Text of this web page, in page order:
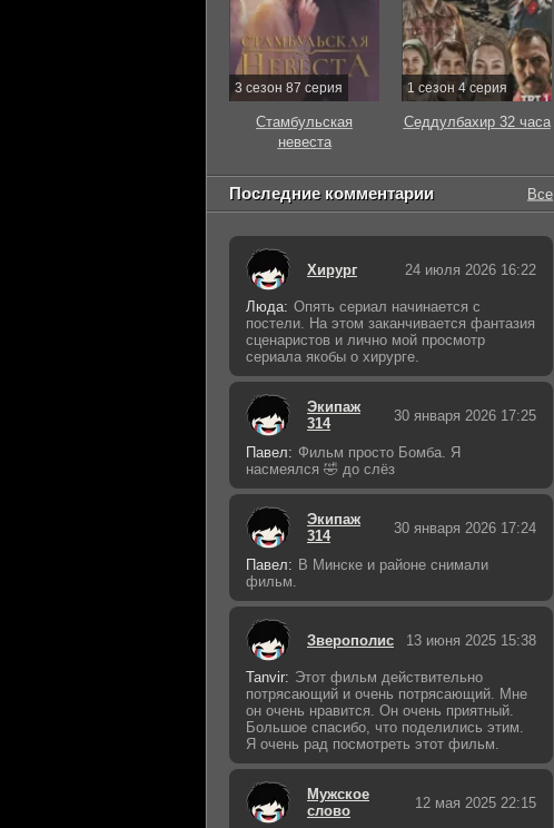
3 сезон 87 серия
Стамбульская
невеста
1 сезон 4 серия
Седдулбахир 32 часа
Последние комментарии Все
Хирург 24 июля 2026 16:22
Люда: Опять сериал начинается с
постели. На этом заканчивается фантазия
сценаристов и лично мой просмотр
сериала якобы о хирурге.
Экипаж
314
30 января 2026 17:25
Павел: Фильм просто Бомба. Я
насмеялся 🤣 до слёз
Экипаж
314
30 января 2026 17:24
Павел: В Минске и районе снимали
фильм.
Зверополис 13 июня 2025 15:38
Tanvir: Этот фильм действительно
потрясающий и очень потрясающий. Мне
он очень нравится. Он очень приятный.
Большое спасибо, что поделились этим.
Я очень рад посмотреть этот фильм.
Мужское
слово
12 мая 2025 22:15